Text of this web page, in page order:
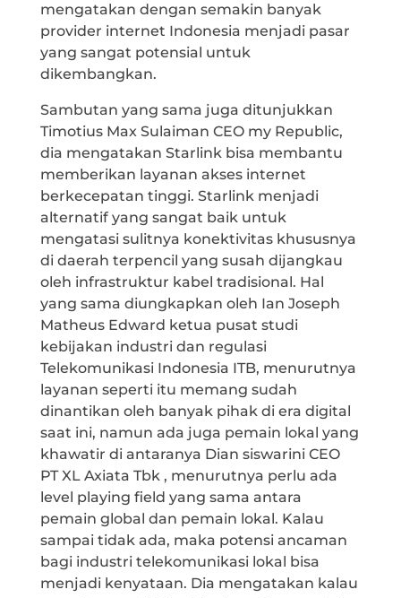
mengatakan dengan semakin banyak
provider internet Indonesia menjadi pasar
yang sangat potensial untuk
dikembangkan.
Sambutan yang sama juga ditunjukkan
Timotius Max Sulaiman CEO my Republic,
dia mengatakan Starlink bisa membantu
memberikan layanan akses internet
berkecepatan tinggi. Starlink menjadi
alternatif yang sangat baik untuk
mengatasi sulitnya konektivitas khususnya
di daerah terpencil yang susah dijangkau
oleh infrastruktur kabel tradisional. Hal
yang sama diungkapkan oleh Ian Joseph
Matheus Edward ketua pusat studi
kebijakan industri dan regulasi
Telekomunikasi Indonesia ITB, menurutnya
layanan seperti itu memang sudah
dinantikan oleh banyak pihak di era digital
saat ini, namun ada juga pemain lokal yang
khawatir di antaranya Dian siswarini CEO
PT XL Axiata Tbk , menurutnya perlu ada
level playing field yang sama antara
pemain global dan pemain lokal. Kalau
sampai tidak ada, maka potensi ancaman
bagi industri telekomunikasi lokal bisa
menjadi kenyataan. Dia mengatakan kalau